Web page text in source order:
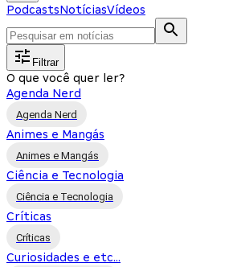
PodcastsNotíciasVídeos
Filtrar
O que você quer ler?
Agenda Nerd
Agenda Nerd
Animes e Mangás
Animes e Mangás
Ciência e Tecnologia
Ciência e Tecnologia
Críticas
Críticas
Curiosidades e etc...